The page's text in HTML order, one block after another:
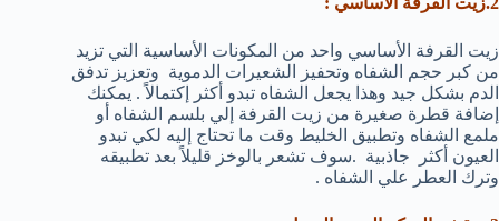
زيت القرفة الأساسي واحد من المكونات الأساسية التي تزيد
من كبر حجم الشفاه وتحفيز الشعيرات الدموية وتعزيز تدفق
الدم بشكل جيد وهذا يجعل الشفاه تبدو أكثر إكتمالاً . يمكنك
إضافة قطرة صغيرة من زيت القرفة إلي بلسم الشفاه أو
ملمع الشفاه وتطبيق الخليط وقت ما تحتاج إليه لكي تبدو
العيون أكثر جاذبية .سوف تشعر بالوخز قليلاً بعد تطبيقه
وترك العطر علي الشفاه .